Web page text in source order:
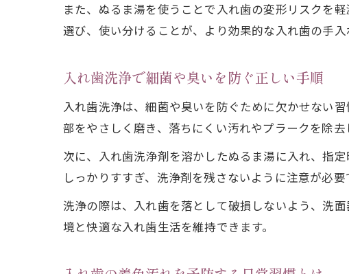
黄
安全
また、ぬるま湯を使うことで入れ歯の変形リスクを
選び、使い分けることが、より効果的な入れ歯の手入
入れ歯洗浄で細菌や臭いを防ぐ正しい手順
入れ歯洗浄は、細菌や臭いを防ぐために欠かせない
部をやさしく磨き、落ちにくい汚れやプラークを除
次に、入れ歯洗浄剤を溶かしたぬるま湯に入れ、指
しっかりすすぎ、洗浄剤を残さないように注意が必
洗浄の際は、入れ歯を落として破損しないよう、洗
境と快適な入れ歯生活を維持できます。